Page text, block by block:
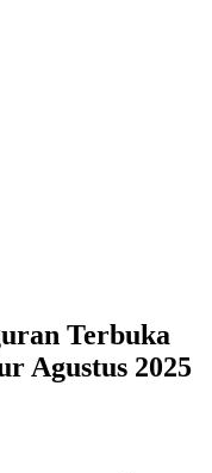
Terbuka
Agustus 2025